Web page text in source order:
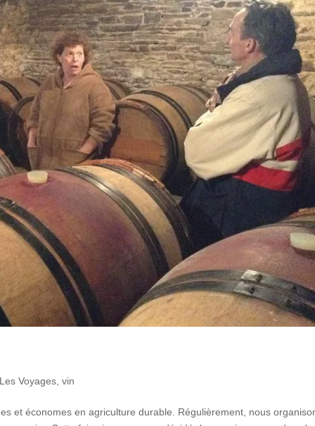
Les Voyages,vin
et économes en agriculture durable. Régulièrement, nous